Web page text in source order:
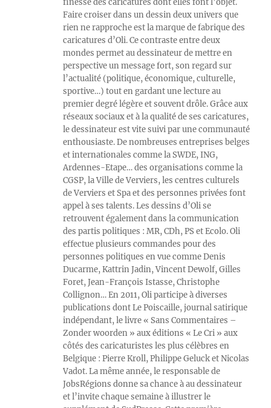
finesse des caricatures dont elles font l’objet.
Faire croiser dans un dessin deux univers que
rien ne rapproche est la marque de fabrique des
caricatures d’Oli. Ce contraste entre deux
mondes permet au dessinateur de mettre en
perspective un message fort, son regard sur
l’actualité (politique, économique, culturelle,
sportive…) tout en gardant une lecture au
premier degré légère et souvent drôle. Grâce aux
réseaux sociaux et à la qualité de ses caricatures,
le dessinateur est vite suivi par une communauté
enthousiaste. De nombreuses entreprises belges
et internationales comme la SWDE, ING,
Ardennes-Etape… des organisations comme la
CGSP, la Ville de Verviers, les centres culturels
de Verviers et Spa et des personnes privées font
appel à ses talents. Les dessins d’Oli se
retrouvent également dans la communication
des partis politiques : MR, CDh, PS et Ecolo. Oli
effectue plusieurs commandes pour des
personnes politiques en vue comme Denis
Ducarme, Kattrin Jadin, Vincent Dewolf, Gilles
Foret, Jean-François Istasse, Christophe
Collignon… En 2011, Oli participe à diverses
publications dont Le Poiscaille, journal satirique
indépendant, le livre « Sans Commentaires –
Zonder woorden » aux éditions « Le Cri » aux
côtés des caricaturistes les plus célèbres en
Belgique : Pierre Kroll, Philippe Geluck et Nicolas
Vadot. La même année, le responsable de
JobsRégions donne sa chance à au dessinateur
et l’invite chaque semaine à illustrer le